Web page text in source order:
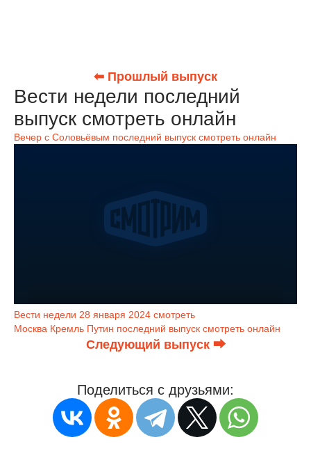
⬅ Прошлый выпуск
Вести недели последний
выпуск смотреть онлайн
Вечер с Соловьёвым последний выпуск смотреть онлайн
Вести недели 28 января 2024 смотреть
Москва Кремль Путин последний выпуск смотреть онлайн
Следующий выпуск ⮕
Поделиться с друзьями: